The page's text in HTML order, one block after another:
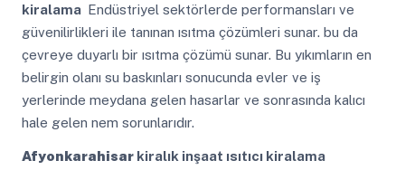
kiralama Endüstriyel sektörlerde performansları ve
güvenilirlikleri ile tanınan ısıtma çözümleri sunar. bu da
çevreye duyarlı bir ısıtma çözümü sunar. Bu yıkımların en
belirgin olanı su baskınları sonucunda evler ve iş
yerlerinde meydana gelen hasarlar ve sonrasında kalıcı
hale gelen nem sorunlarıdır.
Afyonkarahisarkiralık inşaat ısıtıcı kiralama